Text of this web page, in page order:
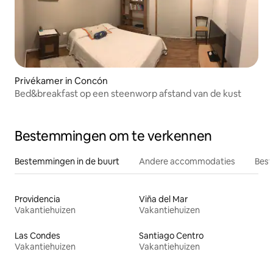
Privékamer in Concón
Bed&breakfast op een steenworp afstand van de kust
Bestemmingen om te verkennen
Bestemmingen in de buurt Andere accommodaties
Providencia
Vakantiehuizen
Viña del Mar
Vakantiehuizen
Las Condes
Vakantiehuizen
Santiago Centro
Vakantiehuizen